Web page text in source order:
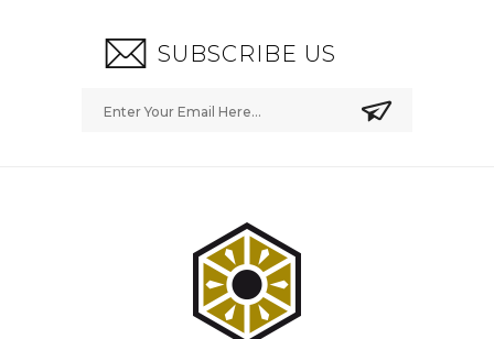
SUBSCRIBE US